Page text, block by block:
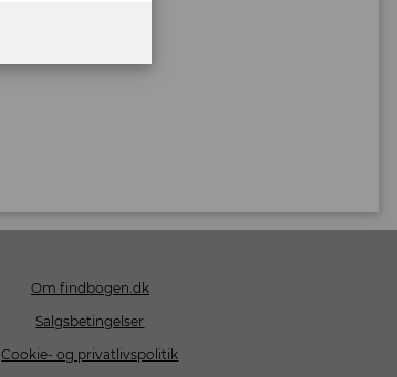
Om findbogen.dk
Salgsbetingelser
Cookie- og privatlivspolitik